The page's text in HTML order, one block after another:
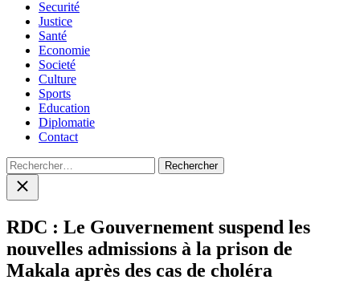
Securité
Justice
Santé
Economie
Societé
Culture
Sports
Education
Diplomatie
Contact
Rechercher :
Close
search
RDC : Le Gouvernement suspend les
nouvelles admissions à la prison de
Makala après des cas de choléra